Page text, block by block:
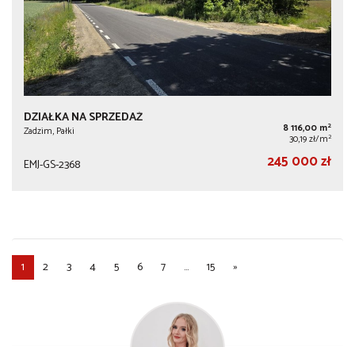
DZIAŁKA NA SPRZEDAŻ
Zadzim, Pałki 8 116,00 m2
30,19 zł/m2
EMJ-GS-2368 245 000 zł
1 2 3 4 5 6 7 ... 15 »